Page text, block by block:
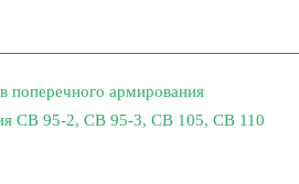
поперечного армирования
СВ 95-2, СВ 95-3, СВ 105, СВ 110